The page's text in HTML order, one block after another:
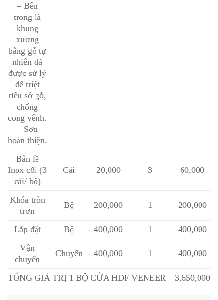
– Bên
trong là
khung
xương
bằng gỗ tự
nhiên đã
được sử lý
để triệt
tiêu sớ gỗ,
chống
cong vênh.
– Sơn
hoàn thiện.
Bản lề
Inox cối (3
cái/ bộ)
Cái 20,000 3 60,000
Khóa tròn
trơn
Bộ 200,000 1 200,000
Lắp đặt Bộ 400,000 1
400,000
Vận
chuyển
Chuyến 400,000 1 400,000
TỔNG GIÁ TRỊ 1 BỘ CỬA HDF VENEER 3,650,000